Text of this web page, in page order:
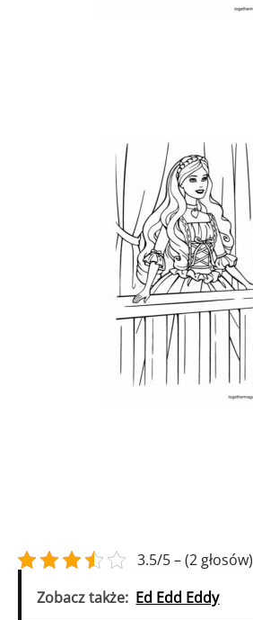
3.5/5 – (2 głosów)
Zobacz także: Ed Edd Eddy